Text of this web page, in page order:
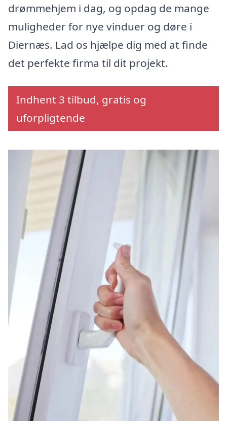
drømmehjem i dag, og opdag de mange
muligheder for nye vinduer og døre i
Diernæs. Lad os hjælpe dig med at finde
det perfekte firma til dit projekt.
Indhent 3 tilbud, gratis og
uforpligtende